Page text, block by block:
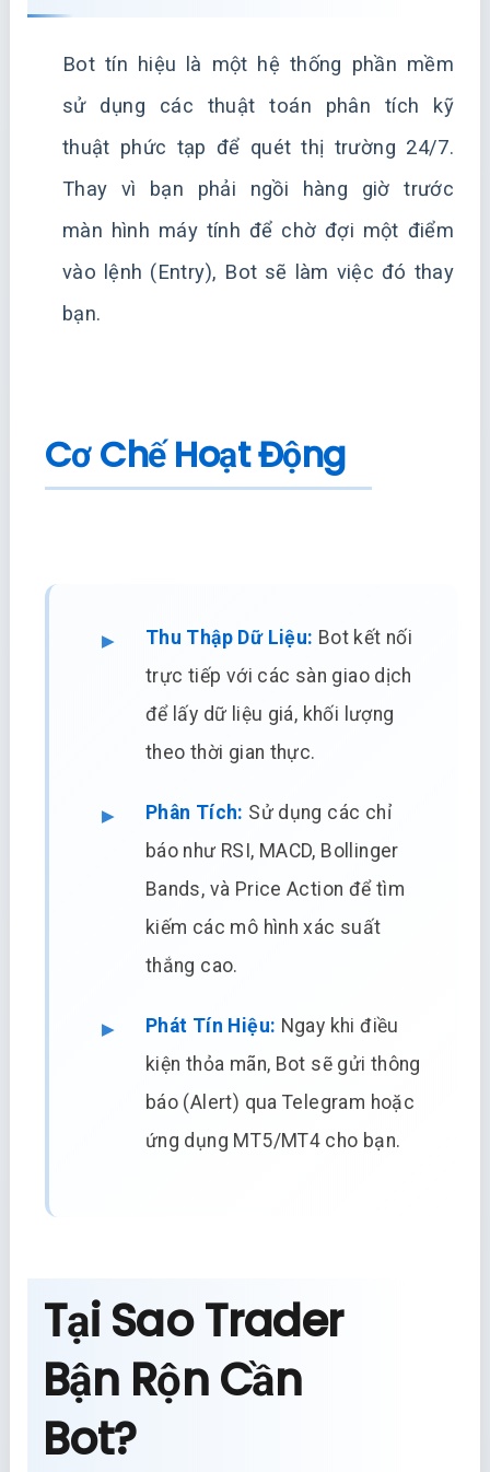
Bot tín hiệu là một hệ thống phần mềm
sử dụng các thuật toán phân tích kỹ
thuật phức tạp để quét thị trường 24/7.
Thay vì bạn phải ngồi hàng giờ trước
màn hình máy tính để chờ đợi một điểm
vào lệnh (Entry), Bot sẽ làm việc đó thay
bạn.
Cơ Chế Hoạt Động
Thu Thập Dữ Liệu: Bot kết nối
trực tiếp với các sàn giao dịch
để lấy dữ liệu giá, khối lượng
theo thời gian thực.
Phân Tích: Sử dụng các chỉ
báo như RSI, MACD, Bollinger
Bands, và Price Action để tìm
kiếm các mô hình xác suất
thắng cao.
Phát Tín Hiệu: Ngay khi điều
kiện thỏa mãn, Bot sẽ gửi thông
báo (Alert) qua Telegram hoặc
ứng dụng MT5/MT4 cho bạn.
Tại Sao Trader
Bận Rộn Cần
Bot?